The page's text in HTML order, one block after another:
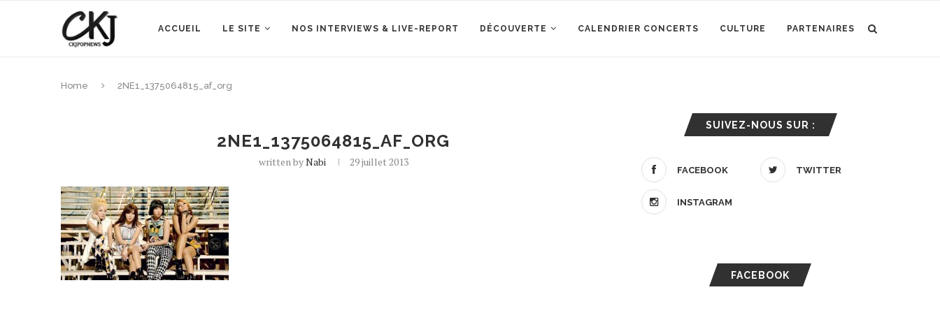
ACCUEIL LE SITE NOS INTERVIEWS & LIVE-REPORT DÉCOUVERTE CALENDRIER CONCERTS CULTURE PARTENAIRES
Home 2NE1_1375064815_af_org
2NE1_1375064815_AF_ORG
written byNabi 29 juillet 2013
SUIVEZ-NOUS SUR :
FACEBOOK TWITTER
INSTAGRAM
FACEBOOK